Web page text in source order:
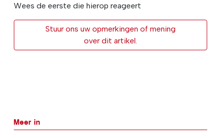
Wees de eerste die hierop reageert
Stuur ons uw opmerkingen of mening
over dit artikel.
Meer in